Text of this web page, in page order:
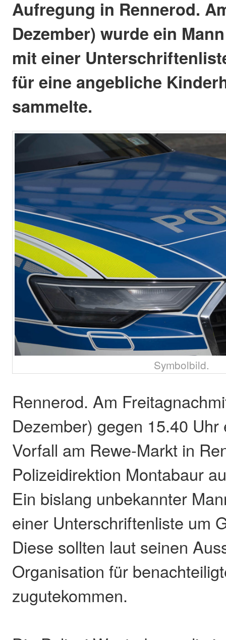
Aufregung in Rennerod.
Dezember) wurde ein
mit einer
für eine angebliche
sammelte.
Symbolbild.
Rennerod. Am
Dezember) gegen 15.40
Vorfall am Rewe-Markt in
Polizeidirektion Montabaur
Ein bislang unbekannter
einer Unterschriftenliste um
Diese sollten laut seinen
Organisation für
zugutekommen.